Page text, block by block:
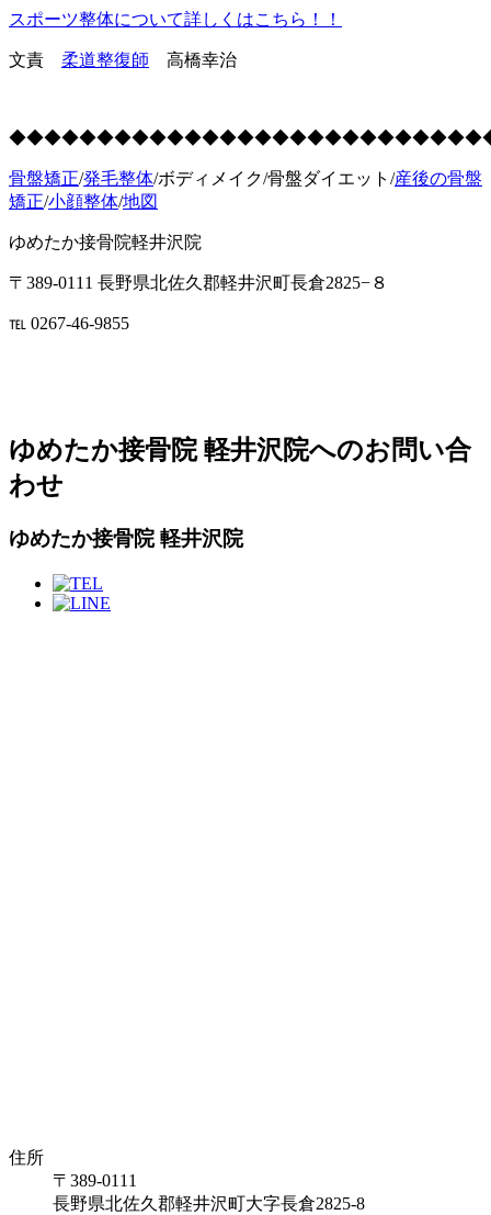
スポーツ整体について詳しくはこちら！！
文責 柔道整復師 高橋幸治
骨盤矯正/発毛整体/ボディメイク/骨盤ダイエット/産後の骨盤
矯正/小顔整体/地図
ゆめたか接骨院軽井沢院
〒389-0111 長野県北佐久郡軽井沢町長倉2825−８
℡ 0267-46-9855
ゆめたか接骨院 軽井沢院へのお問い合
わせ
ゆめたか接骨院 軽井沢院
住所
〒389-0111
長野県北佐久郡軽井沢町大字長倉2825-8